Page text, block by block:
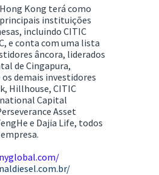
Kong terá como
instituições
incluindo CITIC
e conta com uma lista
âncora, liderados
de Cingapura,
demais investidores
Hillhouse, CITIC
Capital
Asset
e Dajia Life, todos